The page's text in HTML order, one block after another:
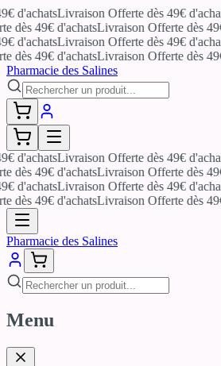
Livraison Offerte dès 49€ d'achats
49€ d'achatsLivraison Offerte dès 49€
Livraison Offerte dès 49€ d'achats
49€ d'achatsLivraison Offerte dès 49€
Pharmacie des Salines
Livraison Offerte dès 49€ d'achats
49€ d'achatsLivraison Offerte dès 49€
Livraison Offerte dès 49€ d'achats
49€ d'achatsLivraison Offerte dès 49€
Pharmacie des Salines
Menu